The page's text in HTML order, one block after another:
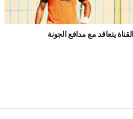
القناة يتعاقد مع مدافع الجونة